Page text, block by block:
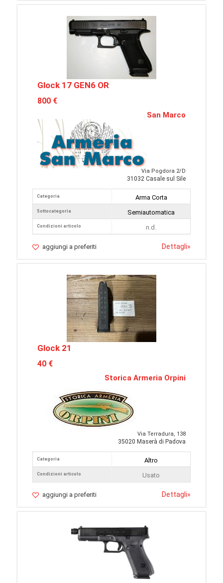
Glock 17 GEN6 OR
800 €
San Marco
Via Pogdora 2/D
31032 Casale sul Sile
Categoria
Sottocategoria
Condizioni articolo
Arma Corta
Semiautomatica
n.d.
aggiungi a preferiti Dettagli»
Glock 21
40 €
Storica Armeria Orpini
Via Terradura, 138
35020 Maserà di Padova
Categoria
Condizioni articolo
Altro
Usato
aggiungi a preferiti Dettagli»